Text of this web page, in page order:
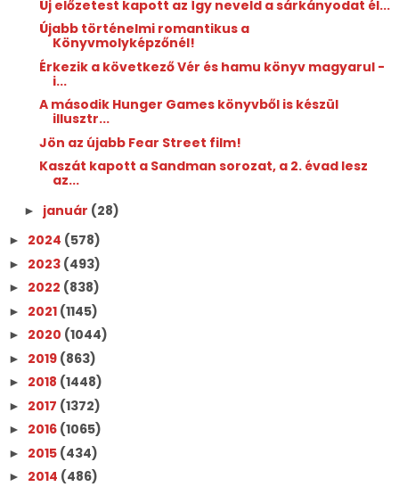
Új előzetest kapott az Így neveld a sárkányodat él...
Újabb történelmi romantikus a
Könyvmolyképzőnél!
Érkezik a következő Vér és hamu könyv magyarul -
i...
A második Hunger Games könyvből is készül
illusztr...
Jön az újabb Fear Street film!
Kaszát kapott a Sandman sorozat, a 2. évad lesz
az...
► január (28)
► 2024 (578)
► 2023 (493)
► 2022 (838)
► 2021 (1145)
► 2020 (1044)
► 2019 (863)
► 2018 (1448)
► 2017 (1372)
► 2016 (1065)
► 2015 (434)
► 2014 (486)